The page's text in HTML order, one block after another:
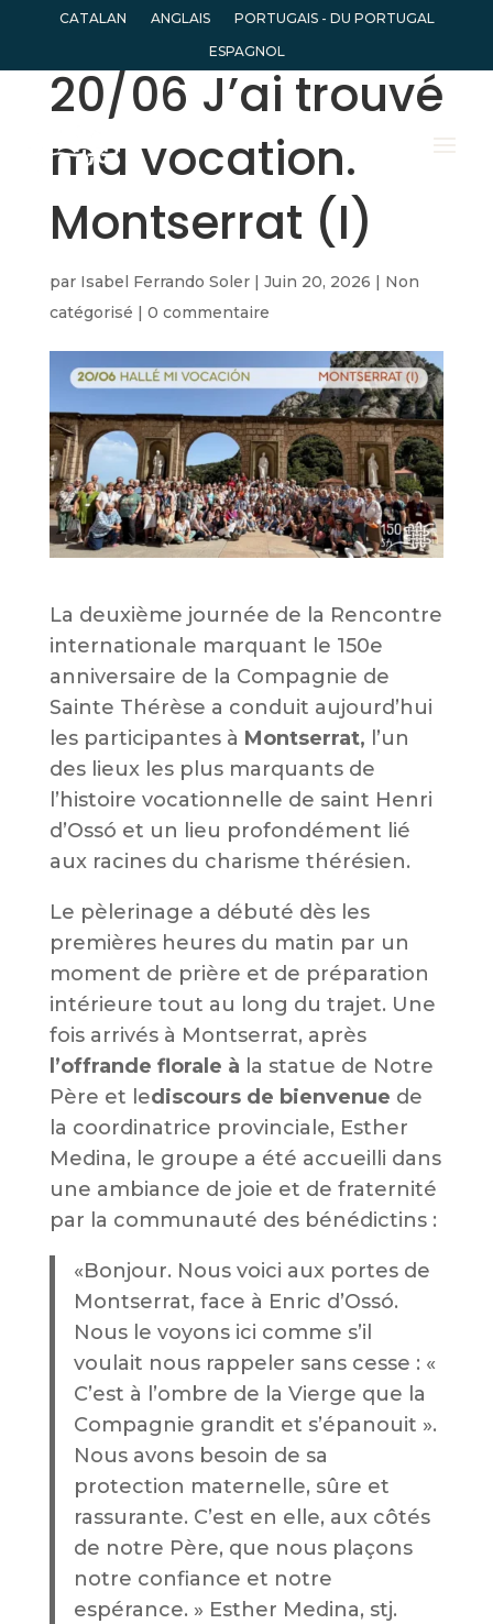
CATALAN ANGLAIS
PORTUGAIS - DU PORTUGAL
ESPAGNOL
20/06 J’ai trouvé
ma vocation.
Montserrat (I)
par Isabel Ferrando Soler| Juin 20, 2026 | Non
catégorisé | 0 commentaire
La deuxième journée de la Rencontre
internationale marquant le 150e
anniversaire de la Compagnie de
Sainte Thérèse a conduit aujourd’hui
les participantes à Montserrat, l’un
des lieux les plus marquants de
l’histoire vocationnelle de saint Henri
d’Ossó et un lieu profondément lié
aux racines du charisme thérésien.
Le pèlerinage a débuté dès les
premières heures du matin par un
moment de prière et de préparation
intérieure tout au long du trajet. Une
fois arrivés à Montserrat, après
l’offrande florale à la statue de Notre
Père et lediscours de bienvenue de
la coordinatrice provinciale, Esther
Medina, le groupe a été accueilli dans
une ambiance de joie et de fraternité
par la communauté des bénédictins :
«Bonjour. Nous voici aux portes de
Montserrat, face à Enric d’Ossó.
Nous le voyons ici comme s’il
voulait nous rappeler sans cesse : «
C’est à l’ombre de la Vierge que la
Compagnie grandit et s’épanouit ».
Nous avons besoin de sa
protection maternelle, sûre et
rassurante. C’est en elle, aux côtés
de notre Père, que nous plaçons
notre confiance et notre
espérance. » Esther Medina, stj.